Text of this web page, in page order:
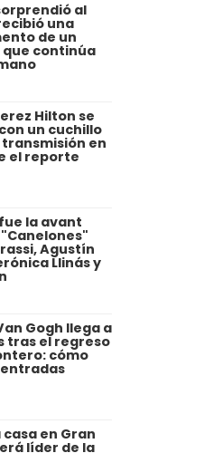
al
una
de un
continúa
Hilton se
un cuchillo
en
el reporte
la avant
Agustín
Llinás y
Gogh llega a
tras el regreso
cómo
en Gran
líder de la